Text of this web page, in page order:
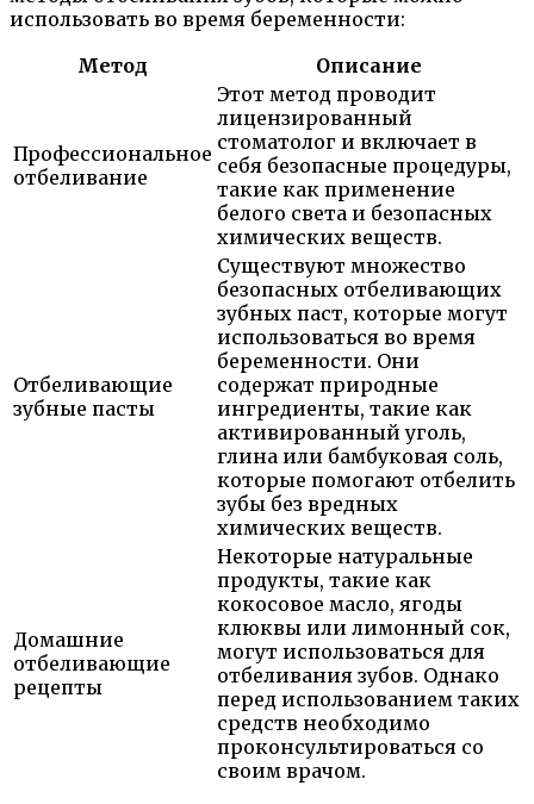
использовать во время беременности:
Метод
Описание
Профессиональное
отбеливание
Этот метод проводит
лицензированный
стоматолог и включает в
себя безопасные процедуры,
такие как применение
белого света и безопасных
химических веществ.
Отбеливающие
зубные пасты
Существуют множество
безопасных отбеливающих
зубных паст, которые могут
использоваться во время
беременности. Они
содержат природные
ингредиенты, такие как
активированный уголь,
глина или бамбуковая соль,
которые помогают отбелить
зубы без вредных
химических веществ.
Домашние
отбеливающие
рецепты
Некоторые натуральные
продукты, такие как
кокосовое масло, ягоды
клюквы или лимонный сок,
могут использоваться для
отбеливания зубов. Однако
перед использованием таких
средств необходимо
проконсультироваться со
своим врачом.